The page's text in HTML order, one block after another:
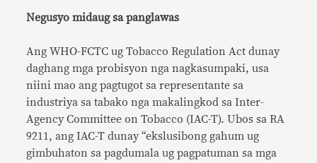
Negusyo midaug sa panglawas
Ang WHO-FCTC ug Tobacco Regulation Act dunay
daghang mga probisyon nga nagkasumpaki, usa
niini mao ang pagtugot sa representante sa
industriya sa tabako nga makalingkod sa Inter-
Agency Committee on Tobacco (IAC-T). Ubos sa RA
9211, ang IAC-T dunay “ekslusibong gahum ug
gimbuhaton sa pagdumala ug pagpatuman sa mga